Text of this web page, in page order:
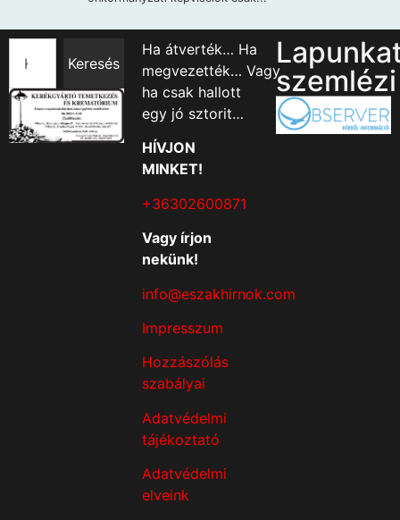
Keresés
Ha átverték… Ha
megvezették… Vagy
ha csak hallott
egy jó sztorit…
HÍVJON
MINKET!
+36302600871
Vagy írjon
nekünk!
info@eszakhirnok.com
Impresszum
Hozzászólás
szabályai
Adatvédelmi
tájékoztató
Adatvédelmi
elveink
szemlézi